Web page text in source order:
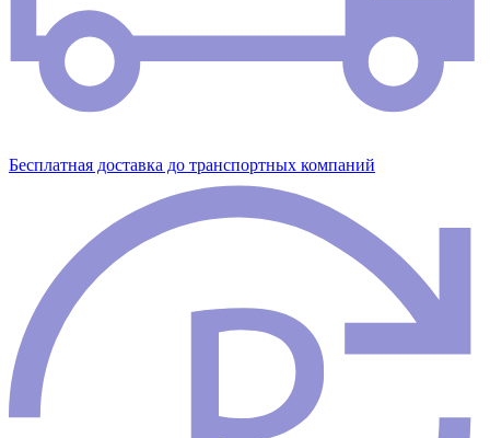
Бесплатная доставка до транспортных компаний